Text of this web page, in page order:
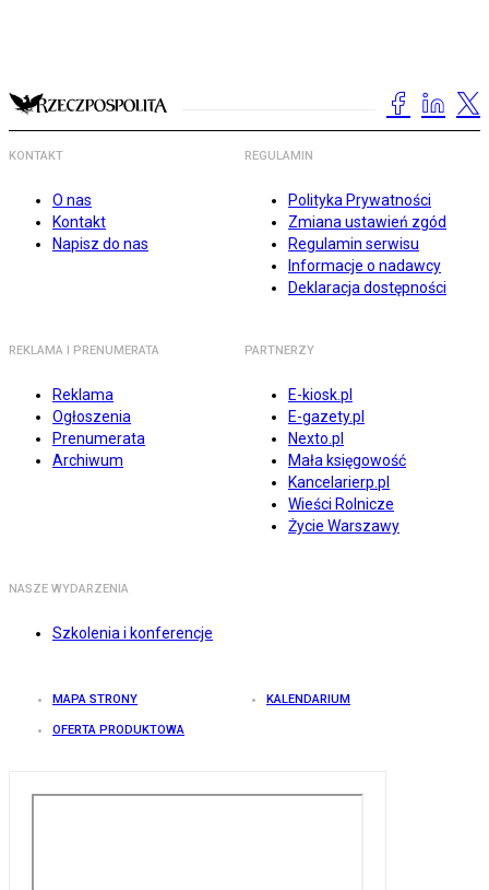
KONTAKT
O nas
Kontakt
Napisz do nas
REGULAMIN
Polityka Prywatności
Zmiana ustawień zgód
Regulamin serwisu
Informacje o nadawcy
Deklaracja dostępności
REKLAMA I PRENUMERATA
Reklama
Ogłoszenia
Prenumerata
Archiwum
PARTNERZY
E-kiosk.pl
E-gazety.pl
Nexto.pl
Mała księgowość
Kancelarierp.pl
Wieści Rolnicze
Życie Warszawy
NASZE WYDARZENIA
Szkolenia i konferencje
MAPA STRONY KALENDARIUM
OFERTA PRODUKTOWA